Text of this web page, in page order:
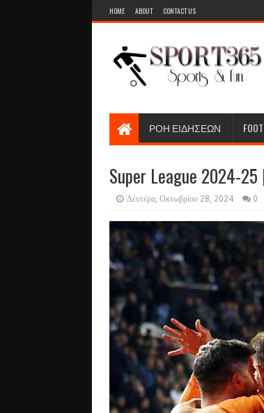
HOME ABOUT CONTACT US
ΡΟΗ ΕΙΔΗΣΕΩΝ
Super League
Δευτέρα, Οκτωβρίου 28, 2024 0